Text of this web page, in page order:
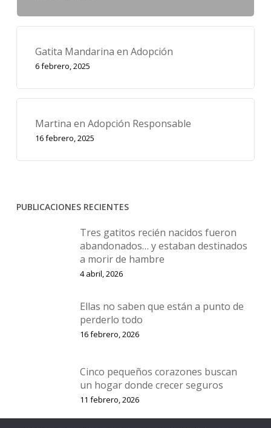
Gatita Mandarina en Adopción
6 febrero, 2025
Martina en Adopción Responsable
16 febrero, 2025
PUBLICACIONES RECIENTES
Tres gatitos recién nacidos fueron
abandonados… y estaban destinados
a morir de hambre
4 abril, 2026
Ellas no saben que están a punto de
perderlo todo
16 febrero, 2026
Cinco pequeños corazones buscan
un hogar donde crecer seguros
11 febrero, 2026